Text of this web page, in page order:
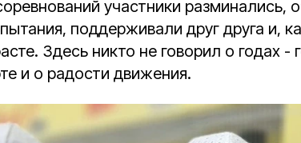
участники разминались,
поддерживали друг друга и,
Здесь никто не говорил о годах -
и о радости движения.